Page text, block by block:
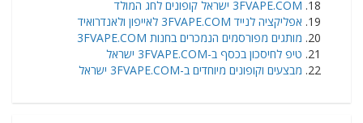
3FVAPE.COM ישראל קופונים לחג המולד
אפליקציה לנייד 3FVAPE.COM לאייפון ולאנדרואיד
מותגים מפורסמים הנמכרים בחנות 3FVAPE.COM
טיפ לחיסכון בכסף ב-3FVAPE.COM ישראל
מבצעים וקופונים מיוחדים ב-3FVAPE.COM ישראל